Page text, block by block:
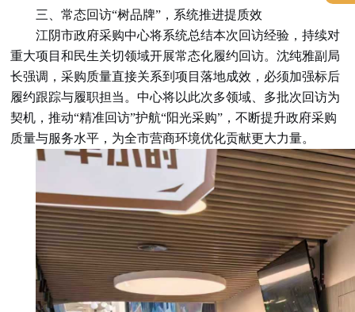
三、常态回访“树品牌”，系统推进提质效
江阴市政府采购中心将系统总结本次回访经验，持续对
重大项目和民生关切领域开展常态化履约回访。沈纯雅副局
长强调，采购质量直接关系到项目落地成效，必须加强标后
履约跟踪与履职担当。中心将以此次多领域、多批次回访为
契机，推动“精准回访”护航“阳光采购”，不断提升政府采购
质量与服务水平，为全市营商环境优化贡献更大力量。